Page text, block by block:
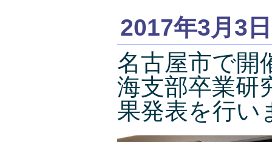
2017年3月3日
名古屋市で開
海支部卒業研
果発表を行い